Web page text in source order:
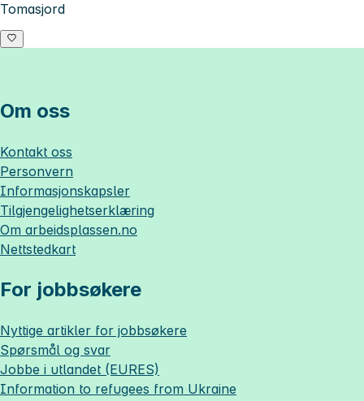
Tomasjord
Om oss
Kontakt oss
Personvern
Informasjonskapsler
Tilgjengelighetserklæring
Om arbeidsplassen.no
Nettstedkart
For jobbsøkere
Nyttige artikler for jobbsøkere
Spørsmål og svar
Jobbe i utlandet (EURES)
Information to refugees from Ukraine